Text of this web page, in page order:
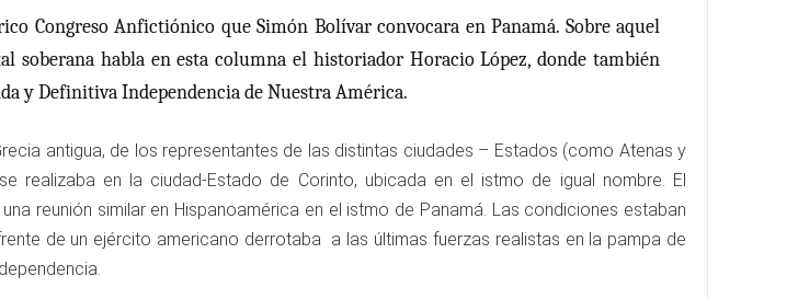
Congreso Anfictiónico que Simón Bolívar convocara en Panamá. Sobre aquel
habla en esta columna el historiador Horacio López, donde también
y Definitiva Independencia de Nuestra América.
antigua, de los representantes de las distintas ciudades – Estados (como Atenas y
realizaba en la ciudad-Estado de Corinto, ubicada en el istmo de igual nombre. El
reunión similar en Hispanoamérica en el istmo de Panamá. Las condiciones estaban
de un ejército americano derrotaba a las últimas fuerzas realistas en la pampa de